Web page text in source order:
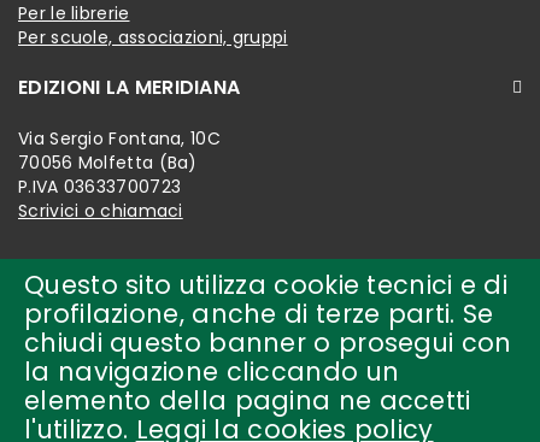
Questo sito utilizza cookie tecnici e di
profilazione, anche di terze parti. Se
chiudi questo banner o prosegui con
la navigazione cliccando un
elemento della pagina ne accetti
l'utilizzo. Leggi la cookies policy
Per le librerie
Per scuole, associazioni, gruppi
EDIZIONI LA MERIDIANA
Via Sergio Fontana, 10C
70056 Molfetta (Ba)
P.IVA 03633700723
Scrivici o chiamaci